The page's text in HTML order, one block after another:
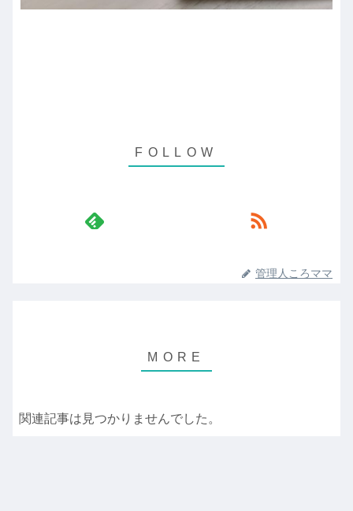
管理人ころママ
関連記事は見つかりませんでした。